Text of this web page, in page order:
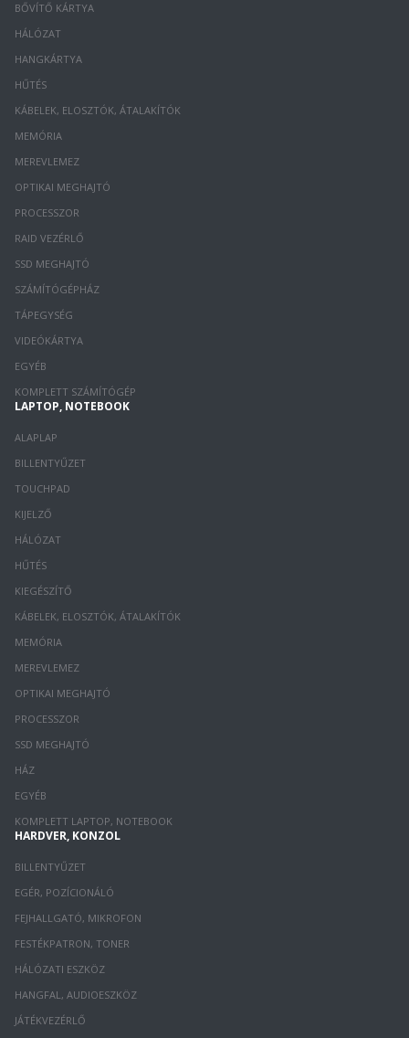
BŐVÍTŐ KÁRTYA
HÁLÓZAT
HANGKÁRTYA
HŰTÉS
KÁBELEK, ELOSZTÓK, ÁTALAKÍTÓK
MEMÓRIA
MEREVLEMEZ
OPTIKAI MEGHAJTÓ
PROCESSZOR
RAID VEZÉRLŐ
SSD MEGHAJTÓ
SZÁMÍTÓGÉPHÁZ
TÁPEGYSÉG
VIDEÓKÁRTYA
EGYÉB
KOMPLETT SZÁMÍTÓGÉP
LAPTOP, NOTEBOOK
ALAPLAP
BILLENTYŰZET
TOUCHPAD
KIJELZŐ
HÁLÓZAT
HŰTÉS
KIEGÉSZÍTŐ
KÁBELEK, ELOSZTÓK, ÁTALAKÍTÓK
MEMÓRIA
MEREVLEMEZ
OPTIKAI MEGHAJTÓ
PROCESSZOR
SSD MEGHAJTÓ
HÁZ
EGYÉB
KOMPLETT LAPTOP, NOTEBOOK
HARDVER, KONZOL
BILLENTYŰZET
EGÉR, POZÍCIONÁLÓ
FEJHALLGATÓ, MIKROFON
FESTÉKPATRON, TONER
HÁLÓZATI ESZKÖZ
HANGFAL, AUDIOESZKÖZ
JÁTÉKVEZÉRLŐ